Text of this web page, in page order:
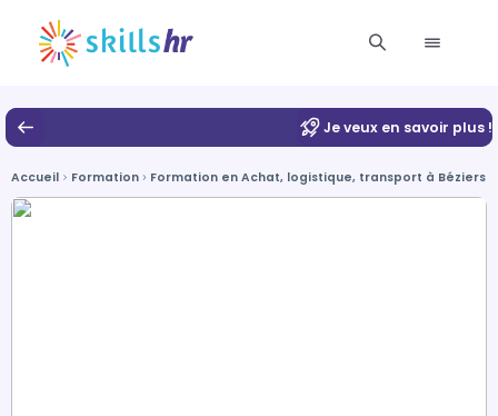
Je veux en savoir plus !
Accueil Formation Formation en Achat, logistique, transport à Béziers